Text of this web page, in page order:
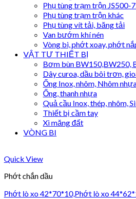
Phụ tùng trạm trộn JS500-
Phụ tùng trạm trộn khác
Phụ tùng vít tải, băng tải
Van bướm khí nén
Vòng bi, phớt xoay, phớt
VẬT TƯ THIẾT BỊ
Bơm bùn BW150,BW250,
Dây curoa, dầu bôi trơn,
Ống Inox, nhôm, Nhôm
Ống, thanh nhựa
Quả cầu Inox, thép, nhôm,
Thiết bị cầm tay
Xi măng đất
VÒNG BI
Quick View
Phớt chắn dầu
Phớt lò xo 42*70*10,Phớt lò xo